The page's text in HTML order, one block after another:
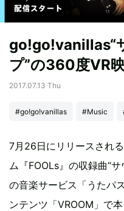
go!go!vanillas“
プ”の360度VR
2017.07.13 Thu
#go!go!vanillas #Music
7月26日にリリースされ
ム『FOOLs』の収録曲“
の音楽サービス「うたパ
ンテンツ「VROOM」で